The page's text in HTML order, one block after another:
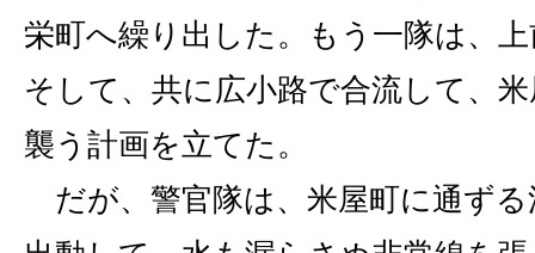
栄町へ繰り出した。もう一隊は、
そして、共に広小路で合流して、
襲う計画を立てた。
だが、警官隊は、米屋町に通ずる